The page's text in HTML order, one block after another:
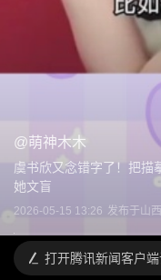
@萌神木木
虞书欣又念错字了！把描
她文盲
2026-05-15 13:26 发布于 山西
打开腾讯新闻客户